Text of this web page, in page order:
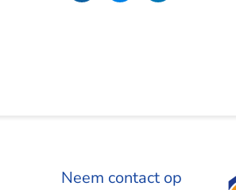
Neem contact op